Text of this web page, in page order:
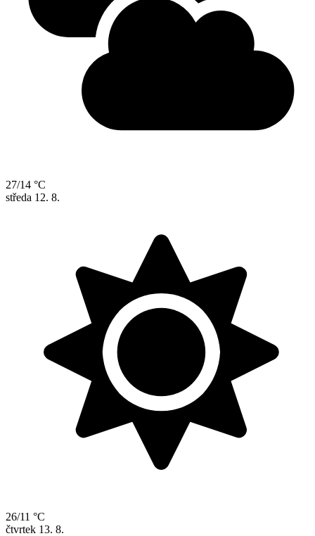
27/14 °C
středa 12. 8.
26/11 °C
čtvrtek 13. 8.